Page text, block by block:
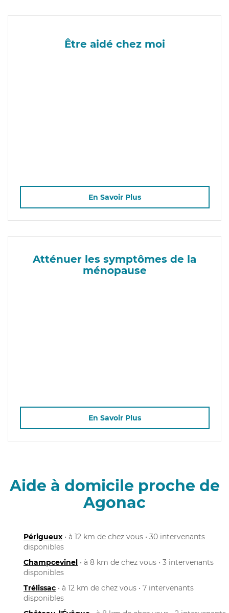
Être aidé chez moi
En Savoir Plus
Atténuer les symptômes de la
ménopause
En Savoir Plus
Aide à domicile proche de
Agonac
Périgueux • à 12 km de chez vous • 30 intervenants
disponibles
Champcevinel • à 8 km de chez vous • 3 intervenants
disponibles
Trélissac • à 12 km de chez vous • 7 intervenants
disponibles